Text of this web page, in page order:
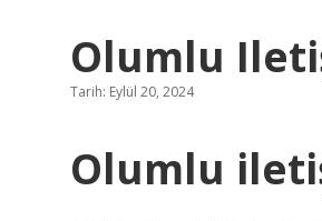
Olumlu
Tarih: Eylül 20, 2024
Olumlu